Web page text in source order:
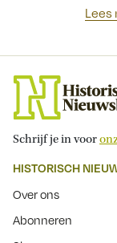
Lees
Schrijf je in voor
HISTORISCH
Over ons
Abonneren